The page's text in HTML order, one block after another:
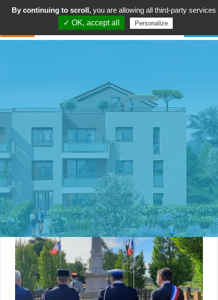
Commémoration
By continuing to scroll, you are allowing all third-party services
✓ OK, accept all
Personalize